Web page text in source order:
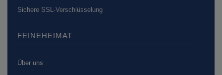
Sichere SSL-Verschlüsselung
FEINEHEIMAT
Über uns